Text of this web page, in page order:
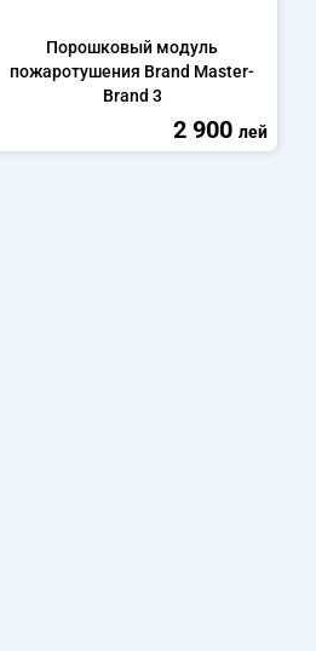
Порошковый модуль
пожаротушения Brand Master-
Brand 3
2 900 лей